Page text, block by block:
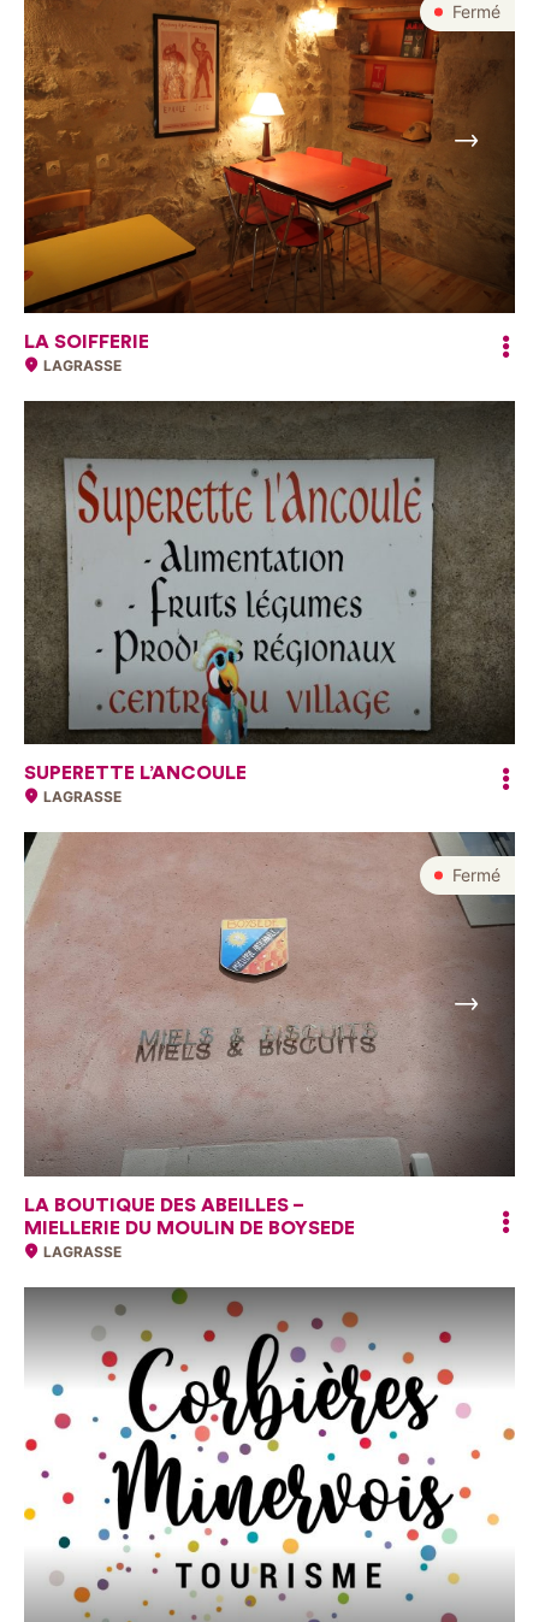
Fermé
Suivant
LA SOIFFERIE
LAGRASSE
SUPERETTE L’ANCOULE
LAGRASSE
Fermé
Suivant
LA BOUTIQUE DES ABEILLES –
MIELLERIE DU MOULIN DE BOYSEDE
LAGRASSE